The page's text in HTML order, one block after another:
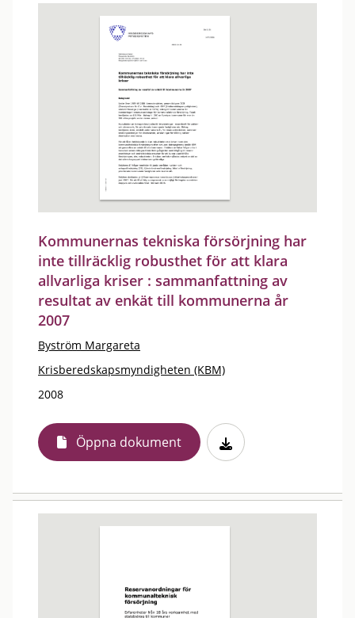
Kommunernas tekniska försörjning har
inte tillräcklig robusthet för att klara
allvarliga kriser : sammanfattning av
resultat av enkät till kommunerna år
2007
Byström Margareta
Krisberedskapsmyndigheten (KBM)
2008
Öppna dokument